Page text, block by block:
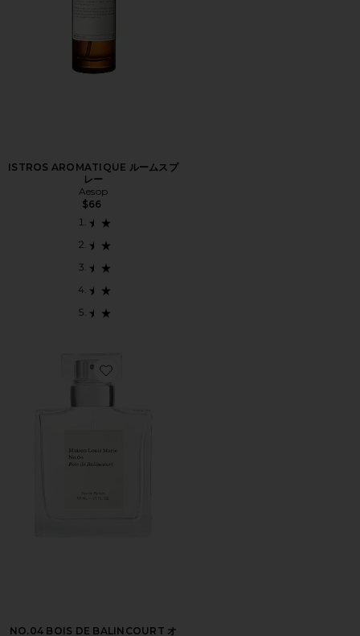
ISTROS AROMATIQUE ルームスプ
レー
Aesop
$66
Favorite NO.04 BOIS DE BALINCOURT オードパルフ
NO.04 BOIS DE BALINCOURT オ